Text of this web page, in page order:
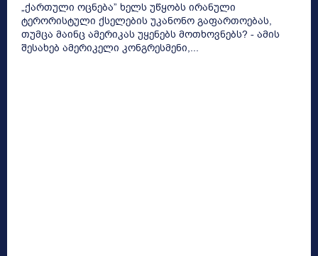
„ქართული ოცნება” ხელს უწყობს ირანული
ტერორისტული ქსელების უკანონო გაფართოებას,
თუმცა მაინც ამერიკას უყენებს მოთხოვნებს? - ამის
შესახებ ამერიკელი კონგრესმენი,...